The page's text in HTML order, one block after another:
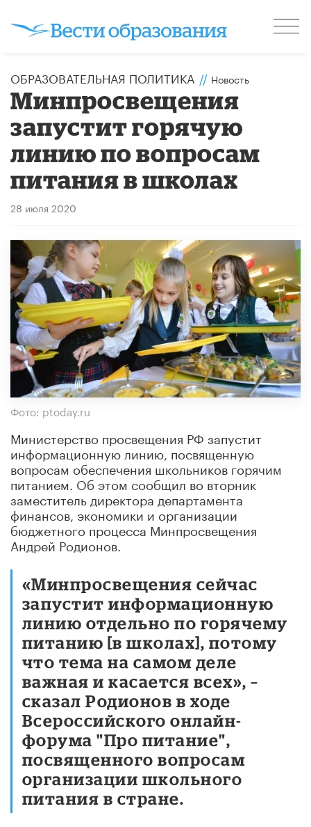
ОБРАЗОВАТЕЛЬНАЯ ПОЛИТИКА // Новость
Минпросвещения
запустит горячую
линию по вопросам
питания в школах
28 июля 2020
Фото: ptoday.ru
Министерство просвещения РФ запустит
информационную линию, посвященную
вопросам обеспечения школьников горячим
питанием. Об этом сообщил во вторник
заместитель директора департамента
финансов, экономики и организации
бюджетного процесса Минпросвещения
Андрей Родионов.
«Минпросвещения сейчас
запустит информационную
линию отдельно по горячему
питанию [в школах], потому
что тема на самом деле
важная и касается всех», –
сказал Родионов в ходе
Всероссийского онлайн-
форума "Про питание",
посвященного вопросам
организации школьного
питания в стране.